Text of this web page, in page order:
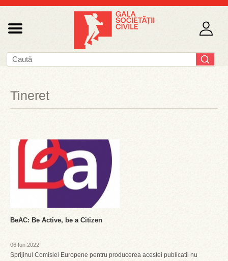
Tineret
BeAC: Be Active, be a Citizen
06 Iun 2022
Sprijinul Comisiei Europene pentru producerea acestei publicatii nu